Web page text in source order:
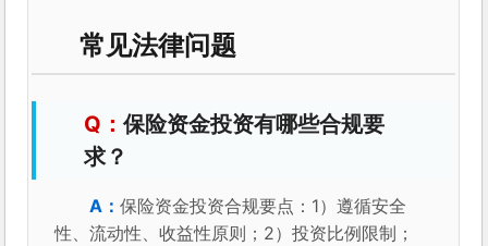
常见法律问题
保险资金投资有哪些合规要
求？
保险资金投资合规要点：1）遵循安全
性、流动性、收益性原则；2）投资比例限制；